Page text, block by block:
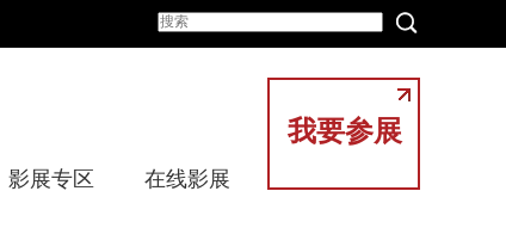
我要参展
影展专区 在线影展